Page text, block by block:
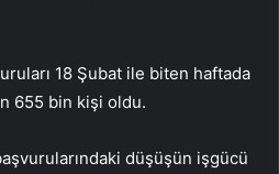
18 Şubat ile biten haftada
655 bin kişi oldu.
düşüşün işgücü